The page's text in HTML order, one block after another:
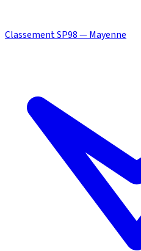
Classement SP98 — Mayenne